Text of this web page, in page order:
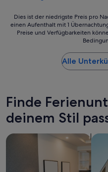
e
“
Dies
ist
den
letzten
24 Stunden
für
einen
Aufenthalt
1 Übernachtung
Dies ist der niedrigste Preis pro
einen Aufenthalt mit 1
Preise und Verfügbarkeiten
Alle
Finde
deinem Stil
Suche nach Aparthotels